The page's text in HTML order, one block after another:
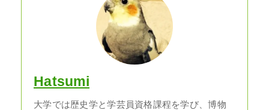
Hatsumi
大学では歴史学と学芸員資格課程を学び、博物